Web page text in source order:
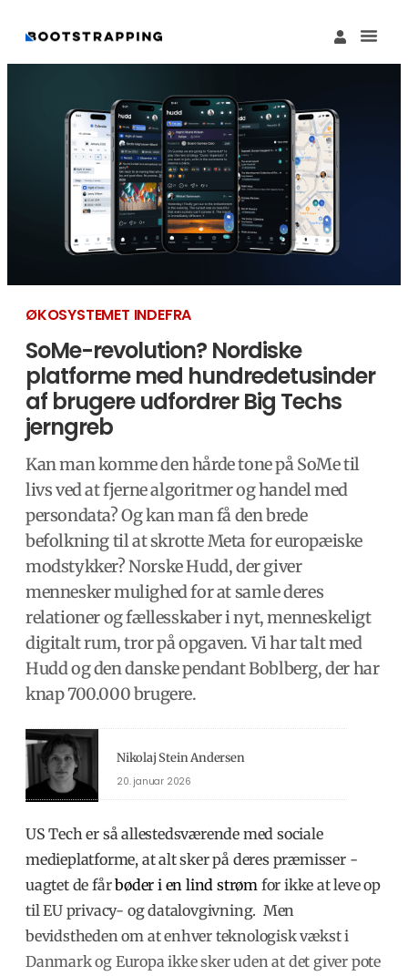
ØKOSYSTEMET INDEFRA
SoMe-revolution? Nordiske
platforme med hundredetusinder
af brugere udfordrer Big Techs
jerngreb
Kan man komme den hårde tone på SoMe til
livs ved at fjerne algoritmer og handel med
persondata? Og kan man få den brede
befolkning til at skrotte Meta for europæiske
modstykker? Norske Hudd, der giver
mennesker mulighed for at samle deres
relationer og fællesskaber i nyt, menneskeligt
digitalt rum, tror på opgaven. Vi har talt med
Hudd og den danske pendant Boblberg, der har
knap 700.000 brugere.
Nikolaj Stein Andersen
20. januar 2026
US Tech er så allestedsværende med sociale
medieplatforme, at alt sker på deres præmisser -
uagtet de fårbøder i en lind strøm for ikke at leve op
til EU privacy- og datalovgivning. Men
bevidstheden om at enhver teknologisk vækst i
Danmark og Europa ikke sker uden at det giver pote